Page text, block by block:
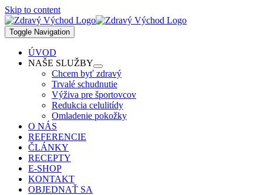
Skip to content
Toggle Navigation
ÚVOD
NAŠE SLUŽBY
Chcem byť zdravý
Trvalé schudnutie
Výživa pre športovcov
Redukcia celulitídy
Omladenie pokožky
O NÁS
REFERENCIE
ČLÁNKY
RECEPTY
E-SHOP
KONTAKT
OBJEDNAŤ SA